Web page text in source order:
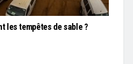
les tempêtes de sable ?